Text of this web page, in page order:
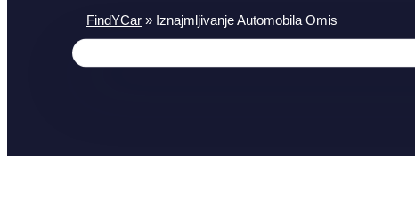
FindYCar » Iznajmljivanje Automobila Omis